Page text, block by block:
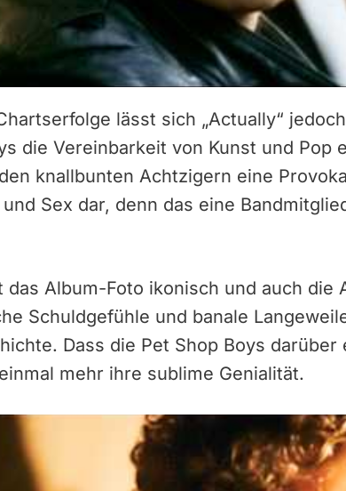
lässt sich „Actually“
die Vereinbarkeit von Kunst und Pop
knallbunten Achtzigern eine
und Sex dar, denn das eine
das Album-Foto ikonisch und auch die
Schuldgefühle und banale
Dass die Pet Shop Boys
mehr ihre sublime Genialität.